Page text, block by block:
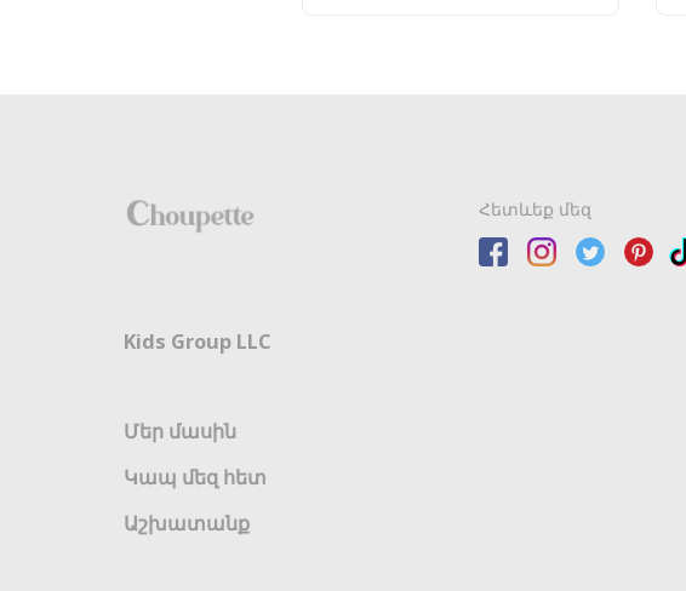
Kids Group LLC
Մեր մասին
Կապ մեզ հետ
Աշխատանք
Հետևեք մեզ